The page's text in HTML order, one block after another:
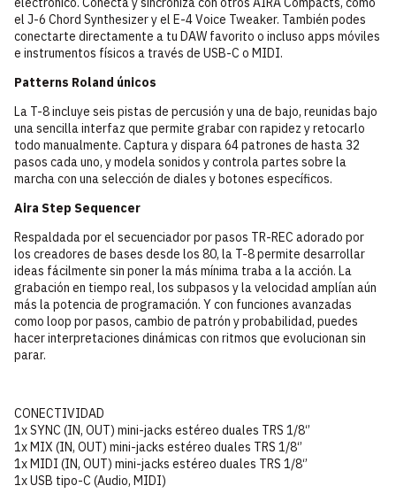
el J-6 Chord Synthesizer y el E-4 Voice Tweaker. También podes
conectarte directamente a tu DAW favorito o incluso apps móviles
e instrumentos físicos a través de USB-C o MIDI.
Patterns Roland únicos
La T-8 incluye seis pistas de percusión y una de bajo, reunidas bajo
una sencilla interfaz que permite grabar con rapidez y retocarlo
todo manualmente. Captura y dispara 64 patrones de hasta 32
pasos cada uno, y modela sonidos y controla partes sobre la
marcha con una selección de diales y botones específicos.
Aira Step Sequencer
Respaldada por el secuenciador por pasos TR-REC adorado por
los creadores de bases desde los 80, la T-8 permite desarrollar
ideas fácilmente sin poner la más mínima traba a la acción. La
grabación en tiempo real, los subpasos y la velocidad amplían aún
más la potencia de programación. Y con funciones avanzadas
como loop por pasos, cambio de patrón y probabilidad, puedes
hacer interpretaciones dinámicas con ritmos que evolucionan sin
parar.
CONECTIVIDAD
1x SYNC (IN, OUT) mini-jacks estéreo duales TRS 1/8‘’
1x MIX (IN, OUT) mini-jacks estéreo duales TRS 1/8‘’
1x MIDI (IN, OUT) mini-jacks estéreo duales TRS 1/8‘’
1x USB tipo-C (Audio, MIDI)